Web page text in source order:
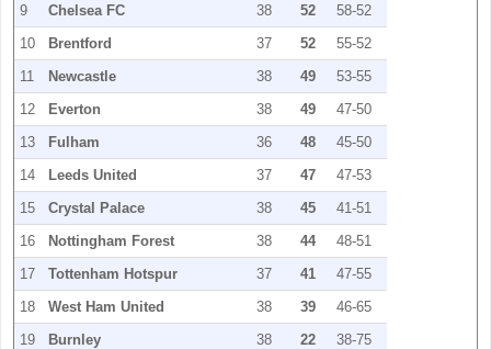
9
Chelsea FC 38 52
58-52
10
Brentford 37 52
55-52
11
Newcastle 38 49
53-55
12
Everton 38 49
47-50
13
Fulham 36 48
45-50
14
Leeds United 37 47
47-53
15
Crystal Palace 38 45
41-51
16
Nottingham Forest 38 44
48-51
17
Tottenham Hotspur 37 41
47-55
18
West Ham United 38 39
46-65
19
Burnley 38 22
38-75